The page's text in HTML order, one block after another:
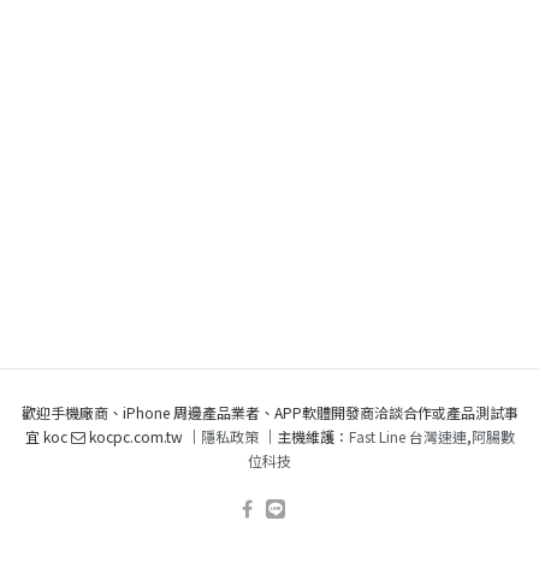
歡迎手機廠商、iPhone 周邊產品業者、APP軟體開發商洽談合作或產品測試事
宜 koc
kocpc.com.tw ｜ 隱私政策｜主機維護： Fast Line 台灣速連,阿腸數
位科技